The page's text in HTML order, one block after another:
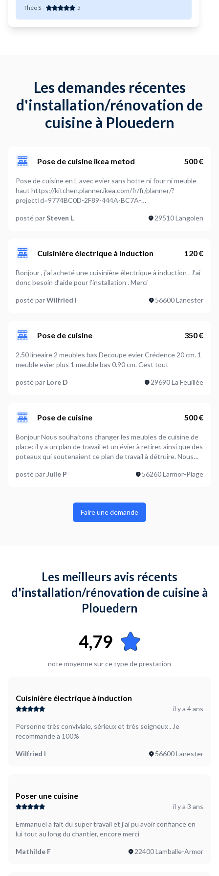
Théo S- 5
Les demandes récentes
d'installation/rénovation de
cuisine à Plouedern
Pose de cuisine ikea metod 500 €
Pose de cuisine en L avec evier sans hotte ni four ni meuble
haut https://kitchen.planner.ikea.com/fr/fr/planner/?
projectId=9774BC0D-2F89-444A-BC7A-
posté par Steven L 29510 Langolen
Cuisinière électrique à induction 120 €
Bonjour , j’ai acheté une cuisinière électrique à induction . J’ai
donc besoin d’aide pour l’installation . Merci
posté parWilfried I 56600 Lanester
Pose de cuisine 350 €
2.50 lineaire 2 meubles bas Decoupe evier Crédence 20 cm. 1
meuble evier plus 1 meuble bas 0.90 cm. Cest tout
posté par Lore D 29690 La Feuillée
Pose de cuisine 500 €
Bonjour Nous souhaitons changer les meubles de cuisine de
place: il y a un plan de travail et un évier à retirer, ainsi que des
poteaux qui soutenaient ce plan de travail à détruire. Nous
monter donc. Le plan de travail sera à découper en partie. Il
posté parJulie P 56260 Larmor-Plage
Faire une demande
Les meilleurs avis récents
d'installation/rénovation de cuisine à
Plouedern
4,79
note moyenne sur ce type de prestation
Cuisinière électrique à induction
il y a 4 ans
Personne très conviviale, sérieux et très soigneux . Je
recommande a 100%
Wilfried I 56600 Lanester
Poser une cuisine
il y a 3 ans
Emmanuel a fait du super travail et j'ai pu avoir confiance en
lui tout au long du chantier, encore merci
Mathilde F 22400 Lamballe-Armor